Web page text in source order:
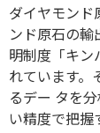
ダイヤモンド
ンド原石の
明制度「キン
れています。
るデー タを
い精度で把握